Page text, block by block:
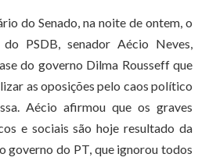
do Senado, na noite de ontem, o
PSDB, senador Aécio Neves,
do governo Dilma Rousseff que
as oposições pelo caos político
Aécio afirmou que os graves
e sociais são hoje resultado da
governo do PT, que ignorou todos